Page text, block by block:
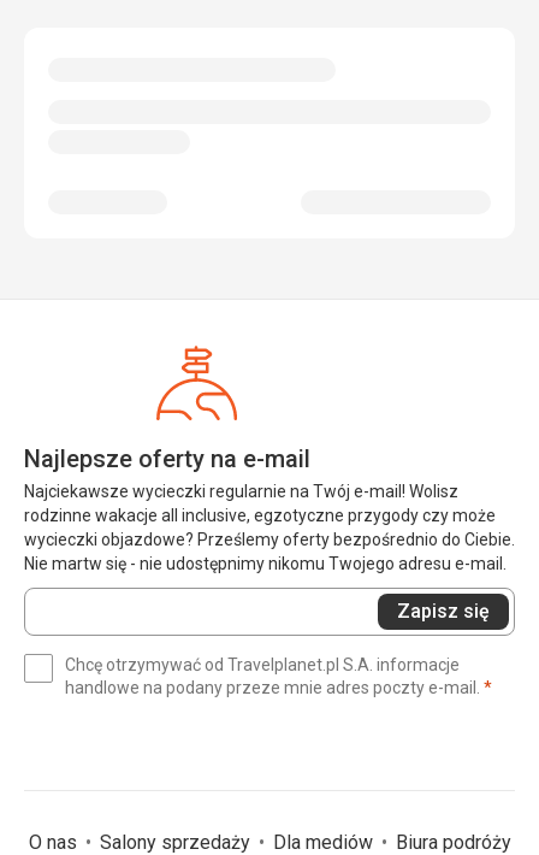
Najlepsze oferty na e-mail
Najciekawsze wycieczki regularnie na Twój e-mail! Wolisz
rodzinne wakacje all inclusive, egzotyczne przygody czy może
wycieczki objazdowe? Prześlemy oferty bezpośrednio do Ciebie.
Nie martw się - nie udostępnimy nikomu Twojego adresu e-mail.
Wprowadź
swój
(wymagane)
Zapisz się
Chcę otrzymywać od Travelplanet.pl S.A. informacje
handlowe na podany przeze mnie adres poczty e-mail. *
O nas Salony sprzedaży Dla mediów
Biura podróży